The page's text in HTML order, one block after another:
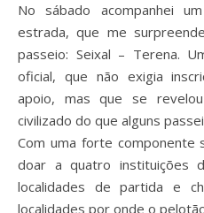
No sábado acompanhei
estrada, que me
passeio: Seixal – Terena.
oficial, que não exigia
apoio, mas que se
civilizado do que alguns
Com uma forte componente
doar a quatro instituições
localidades de partida e
localidades por onde o